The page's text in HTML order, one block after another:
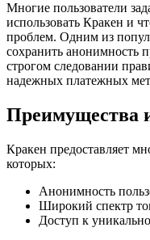
Многие пользователи
использовать Кракен и
проблем. Одним из
сохранить анонимность
строгом следовании
надежных платежных
Преимущества
Кракен предоставляет
которых:
Анонимность
Широкий спектр
Доступ к